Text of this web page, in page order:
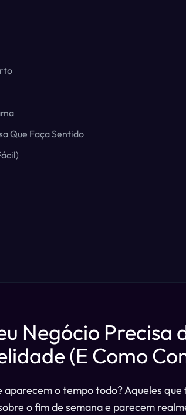
Que Faça Sentido
Negócio Precisa
(E Como
o tempo todo? Aqueles que
o fim de semana e parecem